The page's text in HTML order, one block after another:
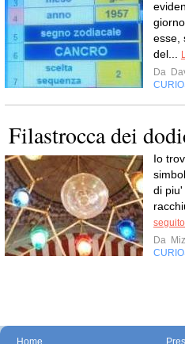
esse,
del...
Da
Filastrocca dei
Io
di
seguito
Da
Home